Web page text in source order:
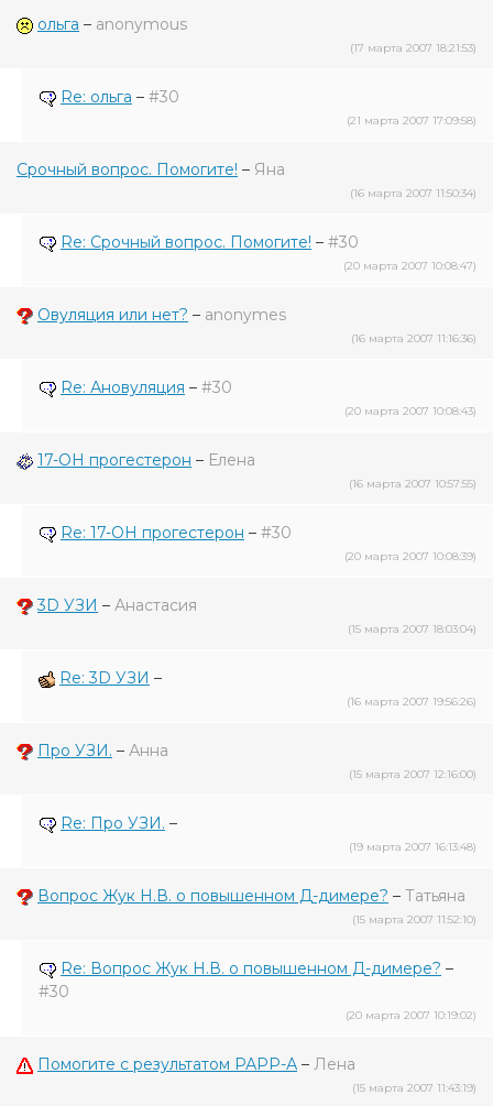
ольга – anonymous
(17 марта 2007 18:21:53)
Re: ольга – #30
(21 марта 2007 17:09:58)
Срочный вопрос. Помогите! – Яна
(16 марта 2007 11:50:34)
Re: Срочный вопрос. Помогите! – #30
(20 марта 2007 10:08:47)
Овуляция или нет? – anonymes
(16 марта 2007 11:16:36)
Re: Ановуляция – #30
(20 марта 2007 10:08:43)
17-OH прогестерон – Елена
(16 марта 2007 10:57:55)
Re: 17-OH прогестерон – #30
(20 марта 2007 10:08:39)
3D УЗИ – Анастасия
(15 марта 2007 18:03:04)
Re: 3D УЗИ –
(16 марта 2007 19:56:26)
Про УЗИ. – Анна
(15 марта 2007 12:16:00)
Re: Про УЗИ. –
(19 марта 2007 16:13:48)
Вопрос Жук Н.В. о повышенном Д-димере? – Татьяна
(15 марта 2007 11:52:10)
Re: Вопрос Жук Н.В. о повышенном Д-димере? –
#30
(20 марта 2007 10:19:02)
Помогите с результатом РАРР-А – Лена
(15 марта 2007 11:43:19)